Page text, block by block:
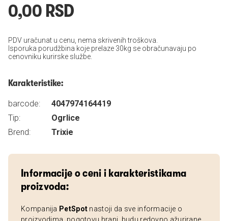
0,00 RSD
PDV uračunat u cenu, nema skrivenih troškova.
Isporuka porudžbina koje prelaze 30kg se obračunavaju po
cenovniku kurirske službe.
Karakteristike:
barcode:
4047974164419
Tip:
Ogrlice
Brend:
Trixie
Informacije o ceni i karakteristikama
proizvoda:
Kompanija PetSpot nastoji da sve informacije o